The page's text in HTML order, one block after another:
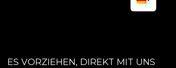
ES VORZIEHEN, DIREKT MIT UNS